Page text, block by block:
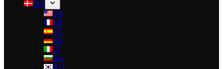
DA
EN
FR
ES
DE
IT
BG
KO